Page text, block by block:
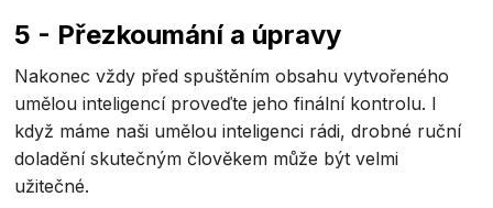
5 - Přezkoumání a úpravy
Nakonec vždy před spuštěním obsahu vytvořeného
umělou inteligencí proveďte jeho finální kontrolu. I
když máme naši umělou inteligenci rádi, drobné ruční
doladění skutečným člověkem může být velmi
užitečné.